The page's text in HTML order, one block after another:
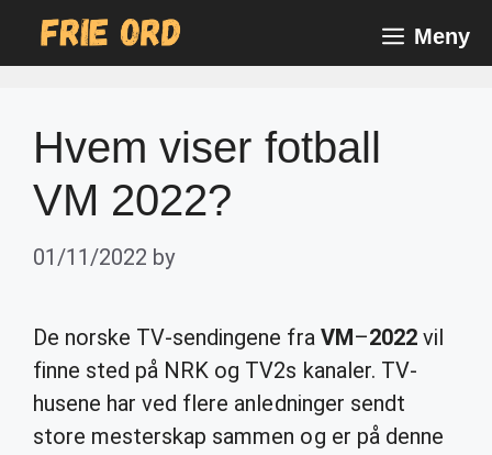
Meny
Hvem viser fotball
VM 2022?
01/11/2022 by
De norske TV-sendingene fra VM–2022vil
finne sted på NRK og TV2s kanaler. TV-
husene har ved flere anledninger sendt
store mesterskap sammen og er på denne